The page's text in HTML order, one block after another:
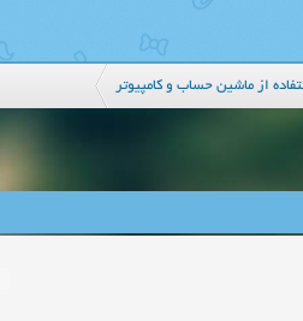
از ماشین حساب و کامپیوتر